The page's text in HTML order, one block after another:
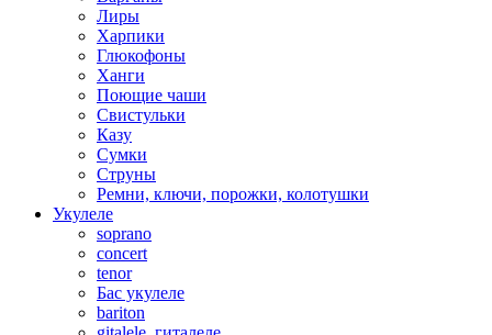
Лиры
Харпики
Глюкофоны
Ханги
Поющие чаши
Свистульки
Казу
Сумки
Струны
Ремни, ключи, порожки, колотушки
Укулеле
soprano
concert
tenor
Бас укулеле
bariton